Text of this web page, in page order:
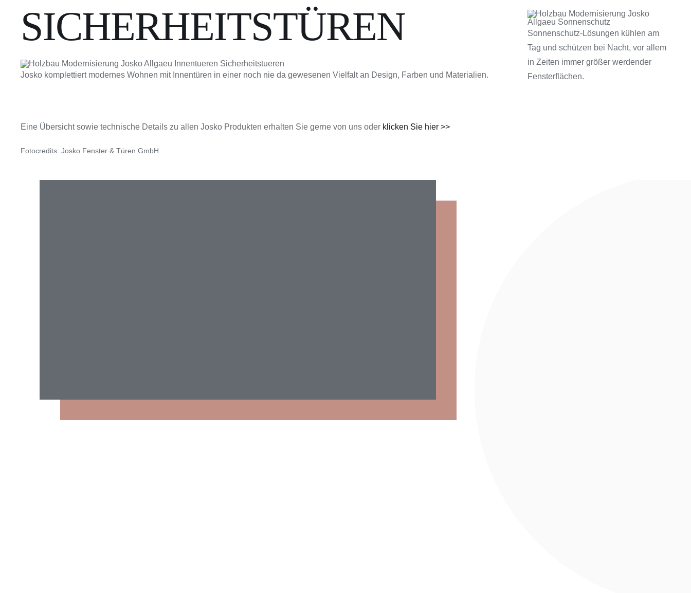
SICHERHEITSTÜREN
Josko komplettiert modernes Wohnen mit Innentüren in einer noch nie da gewesenen Vielfalt an Design, Farben und Materialien.
Sonnenschutz-Lösungen kühlen am
Tag und schützen bei Nacht, vor allem
in Zeiten immer größer werdender
Fensterflächen.
Eine Übersicht sowie technische Details zu allen Josko Produkten erhalten Sie gerne von uns oder klicken Sie hier >>
Fotocredits: Josko Fenster & Türen GmbH